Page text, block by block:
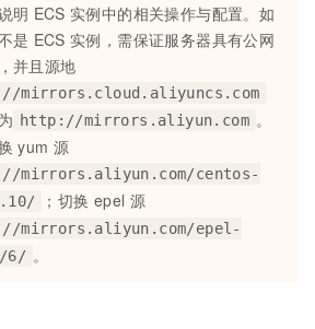
明 ECS 实例中的相关操作与配置。如
是 ECS 实例，需保证服务器具有公网
并且源地
mirrors.cloud.aliyuncs.com
http://mirrors.aliyun.com 。
yum 源
mirrors.aliyun.com/centos-
；切换 epel 源
mirrors.aliyun.com/epel-
6/ 。